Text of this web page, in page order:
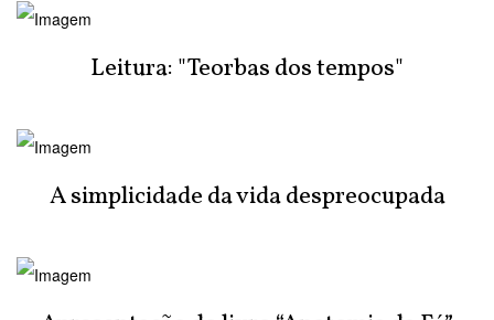
Leitura: "Teorbas dos tempos"
A simplicidade da vida despreocupada